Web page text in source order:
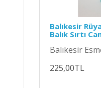
Balıkesir
Balık Sırtı
Balıkesir
225,00TL